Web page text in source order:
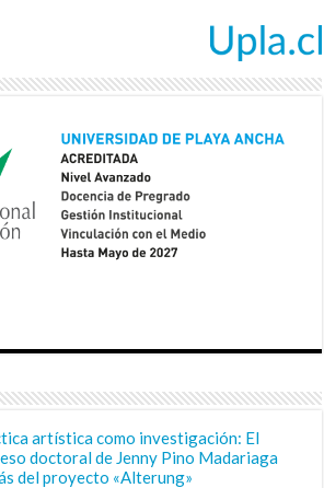
artística como investigación: El
doctoral de Jenny Pino Madariaga
del proyecto «Alterung»